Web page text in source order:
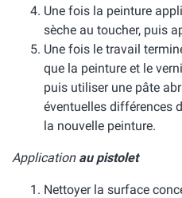
Une fois la peinture
sèche au toucher, puis
Une fois le travail
que la peinture et le
puis utiliser une pâte
éventuelles différences
la nouvelle peinture.
Application au pistolet
Nettoyer la surface